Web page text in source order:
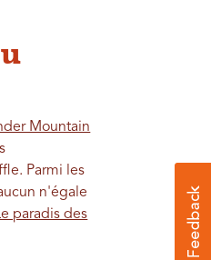
Mountain
Parmi les
n'égale
paradis des